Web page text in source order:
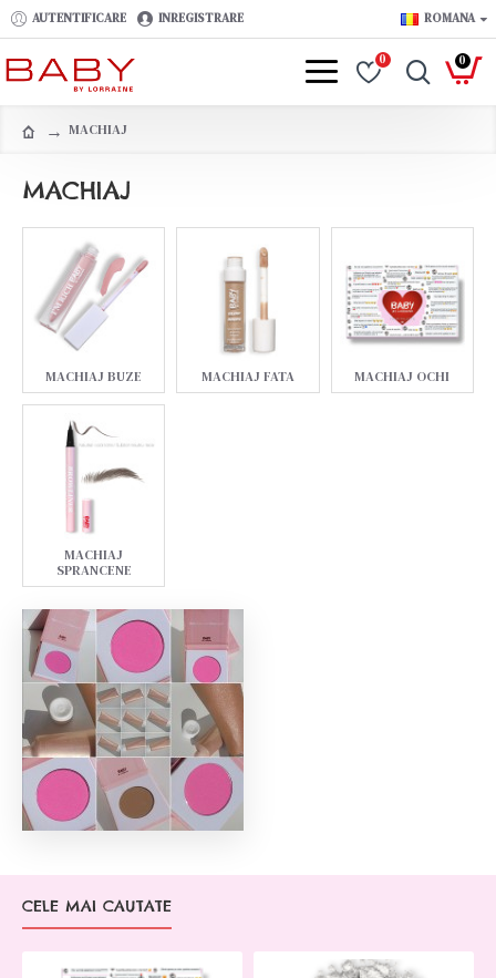
AUTENTIFICARE INREGISTRARE ROMANA
0 0
MACHIAJ
MACHIAJ
MACHIAJ BUZE MACHIAJ FATA MACHIAJ OCHI
MACHIAJ
SPRANCENE
CELE MAI CAUTATE